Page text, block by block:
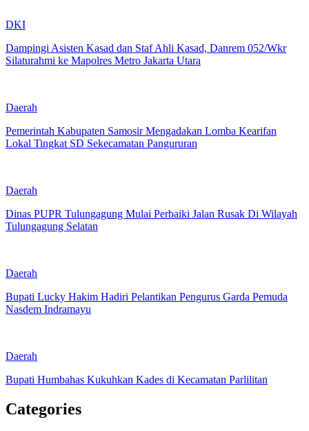
DKI
Dampingi Asisten Kasad dan Staf Ahli Kasad, Danrem 052/Wkr
Silaturahmi ke Mapolres Metro Jakarta Utara
Daerah
Pemerintah Kabupaten Samosir Mengadakan Lomba Kearifan
Lokal Tingkat SD Sekecamatan Pangururan
Daerah
Dinas PUPR Tulungagung Mulai Perbaiki Jalan Rusak Di Wilayah
Tulungagung Selatan
Daerah
Bupati Lucky Hakim Hadiri Pelantikan Pengurus Garda Pemuda
Nasdem Indramayu
Daerah
Bupati Humbahas Kukuhkan Kades di Kecamatan Parlilitan
Categories